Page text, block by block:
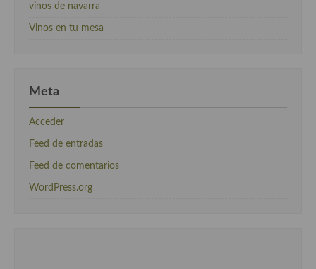
vinos de navarra
Vinos en tu mesa
Meta
Acceder
Feed de entradas
Feed de comentarios
WordPress.org